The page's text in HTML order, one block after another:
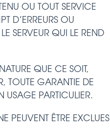
OU TOUT SERVICE
D’ERREURS OU
SERVEUR QUI LE REND
QUE CE SOIT,
TOUTE GARANTIE DE
USAGE PARTICULIER.
PEUVENT ÊTRE EXCLUES